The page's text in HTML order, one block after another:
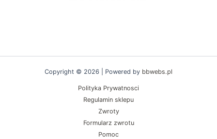
Copyright © 2026 | Powered by bbwebs.pl
Polityka Prywatnosci
Regulamin sklepu
Zwroty
Formularz zwrotu
Pomoc